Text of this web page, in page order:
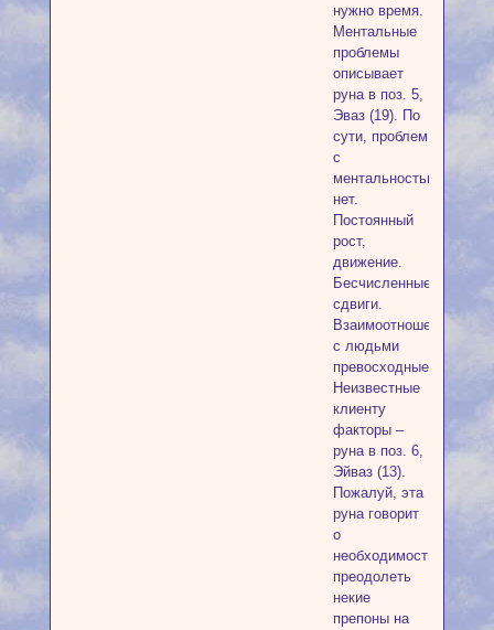
нужно время.
Ментальные
проблемы
описывает
руна в поз. 5,
Эваз (19). По
сути, проблем
с
ментальностью
нет.
Постоянный
рост,
движение.
Бесчисленные
сдвиги.
Взаимоотношения
с людьми
превосходные.
Неизвестные
клиенту
факторы –
руна в поз. 6,
Эйваз (13).
Пожалуй, эта
руна говорит
о
необходимости
преодолеть
некие
препоны на